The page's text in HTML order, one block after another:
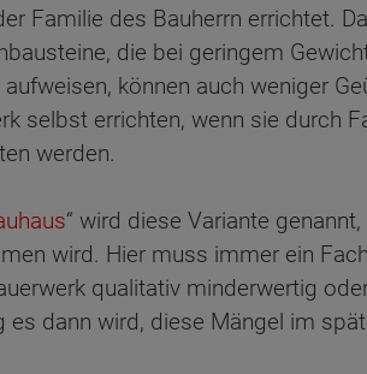
Familie des Bauherrn errichtet.
die bei geringem
können auch weniger
selbst errichten, wenn sie durch
werden.
“ wird diese Variante
wird. Hier muss immer ein
qualitativ minderwertig
es dann wird, diese Mängel im